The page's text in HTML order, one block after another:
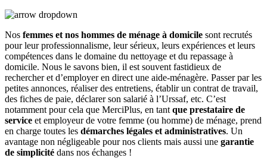
Nos femmes et nos hommes de ménage à domicile sont recrutés
pour leur professionnalisme, leur sérieux, leurs expériences et leurs
compétences dans le domaine du nettoyage et du repassage à
domicile. Nous le savons bien, il est souvent fastidieux de
rechercher et d’employer en direct une aide-ménagère. Passer par les
petites annonces, réaliser des entretiens, établir un contrat de travail,
des fiches de paie, déclarer son salarié à l’Urssaf, etc. C’est
notamment pour cela que MerciPlus, en tant que prestataire de
service et employeur de votre femme (ou homme) de ménage, prend
en charge toutes les démarches légales et administratives. Un
avantage non négligeable pour nos clients mais aussi une garantie
de simplicité dans nos échanges !